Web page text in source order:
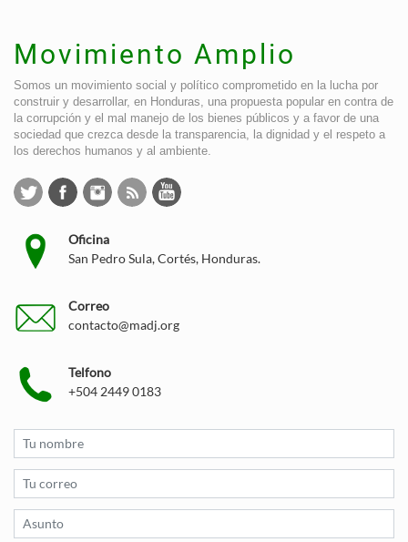
Movimiento Amplio
Somos un movimiento social y político comprometido en la lucha por
construir y desarrollar, en Honduras, una propuesta popular en contra de
la corrupción y el mal manejo de los bienes públicos y a favor de una
sociedad que crezca desde la transparencia, la dignidad y el respeto a
los derechos humanos y al ambiente.
Oficina
San Pedro Sula, Cortés, Honduras.
Correo
contacto@madj.org
Telfono
+504 2449 0183